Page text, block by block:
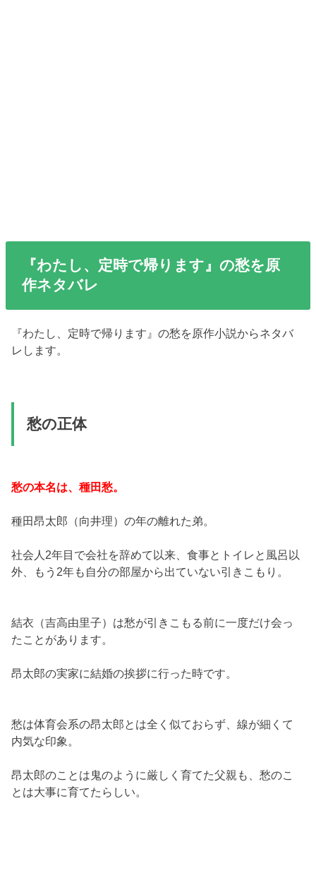
『わたし、定時で帰ります』の愁を原
作ネタバレ
『わたし、定時で帰ります』の愁を原作小説からネタバ
レします。
愁の正体
愁の本名は、種田愁。
種田昂太郎（向井理）の年の離れた弟。
社会人2年目で会社を辞めて以来、食事とトイレと風呂以
外、もう2年も自分の部屋から出ていない引きこもり。
結衣（吉高由里子）は愁が引きこもる前に一度だけ会っ
たことがあります。
昂太郎の実家に結婚の挨拶に行った時です。
愁は体育会系の昂太郎とは全く似ておらず、線が細くて
内気な印象。
昂太郎のことは鬼のように厳しく育てた父親も、愁のこ
とは大事に育てたらしい。